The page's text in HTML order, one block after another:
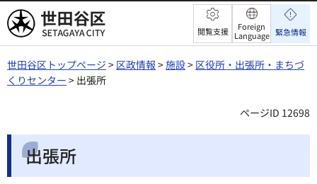
世田谷区 閲覧支援
Foreign
Language 緊急情報
世田谷区トップページ > 区政情報 >施設> 区役所・出張所・まちづ
くりセンター > 出張所
ページID 12698
出張所